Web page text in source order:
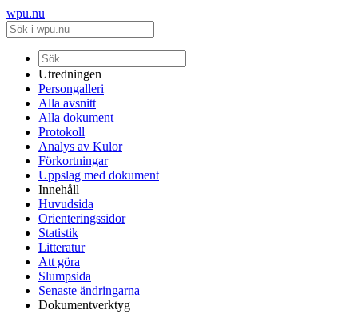
wpu.nu
Utredningen
Persongalleri
Alla avsnitt
Alla dokument
Protokoll
Analys av Kulor
Förkortningar
Uppslag med dokument
Innehåll
Huvudsida
Orienteringssidor
Statistik
Litteratur
Att göra
Slumpsida
Senaste ändringarna
Dokumentverktyg